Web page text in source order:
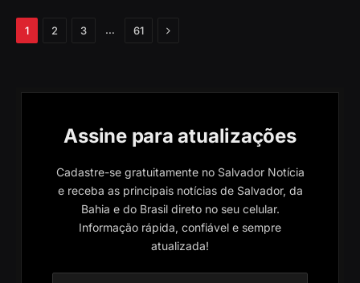
1 2 3 … 61 Próximo
Assine para atualizações
Cadastre-se gratuitamente no Salvador Notícia
e receba as principais notícias de Salvador, da
Bahia e do Brasil direto no seu celular.
Informação rápida, confiável e sempre
atualizada!